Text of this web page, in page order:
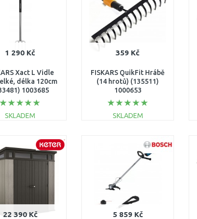
1 290 Kč
Xact L Vidle
délka 120cm
1003685
SKLADEM
Porovnat
359 Kč
FISKARS QuikFit Hrábě
(14 hrotů) (135511)
1000653
SKLADEM
Porovnat
22 390 Kč 5 859 Kč